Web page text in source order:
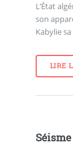
L’État
son
Kabylie
LIRE